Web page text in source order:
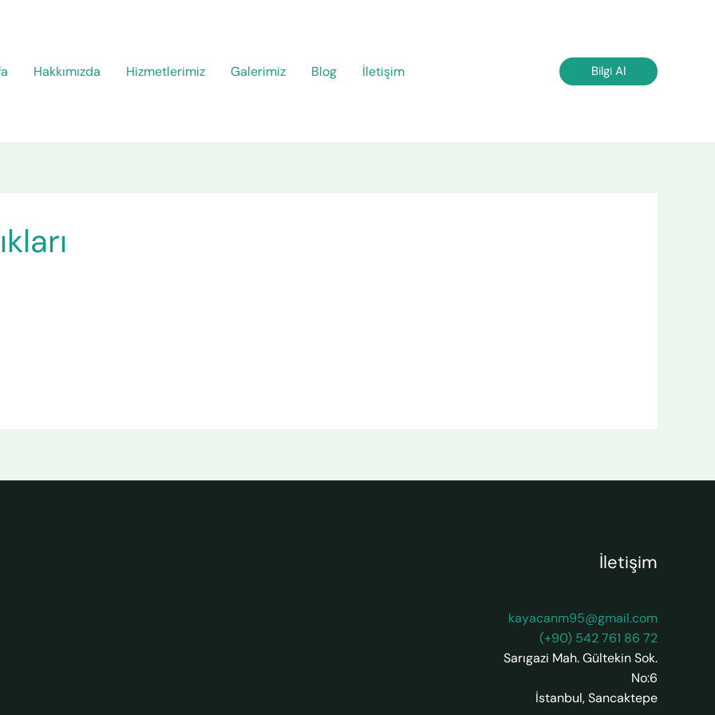
Hakkımızda Hizmetlerimiz Galerimiz Blog İletişim Bilgi Al
İletişim
kayacanm95@gmail.com
(+90) 542 761 86 72
Sarıgazi Mah. Gültekin Sok.
No:6
İstanbul,Sancaktepe